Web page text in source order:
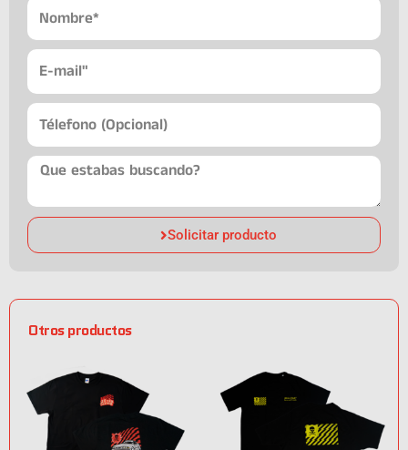
Solicitar producto
Otros productos